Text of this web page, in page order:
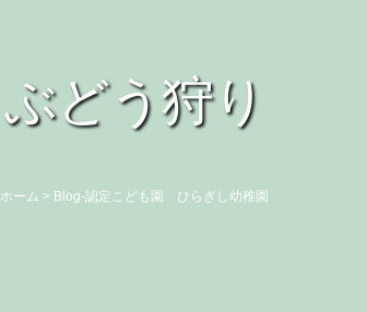
ぶどう狩り
ホーム > Blog-認定こども園 ひらぎし幼稚園